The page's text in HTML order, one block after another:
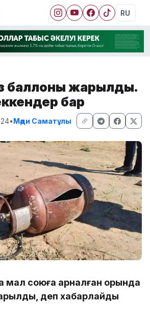
RU
баллоны жарылды.
бар
•Мәди Саматұлы
мал союға арналған орында
деп хабарлайды